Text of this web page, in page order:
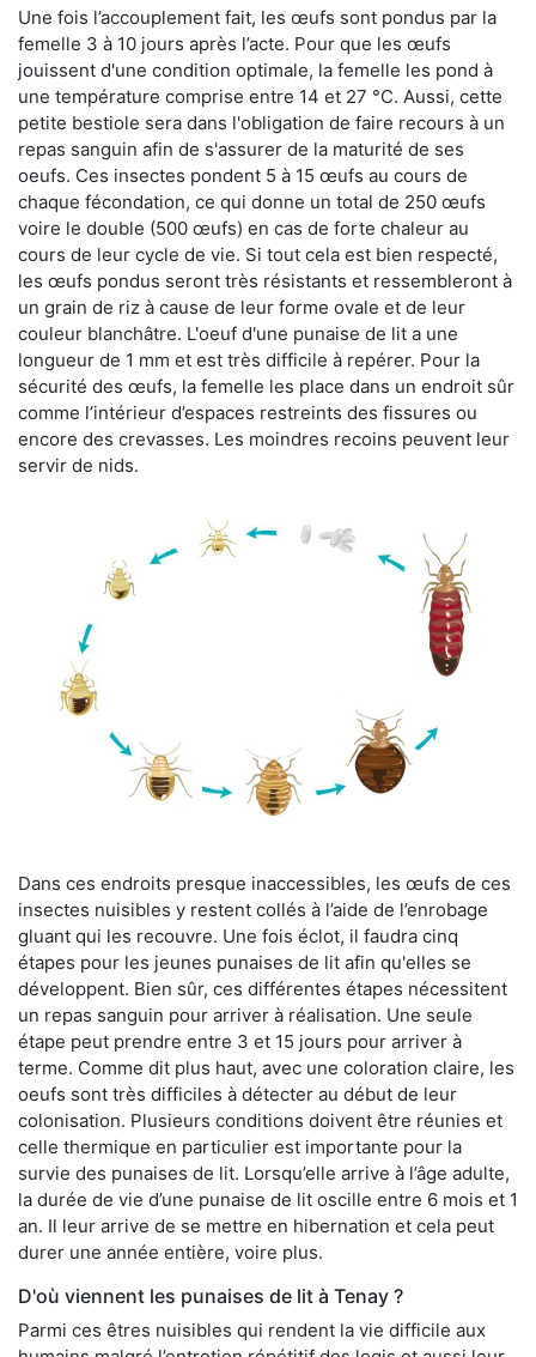
Une fois l’accouplement fait, les œufs sont pondus par la
femelle 3 à 10 jours après l’acte. Pour que les œufs
jouissent d'une condition optimale, la femelle les pond à
une température comprise entre 14 et 27 °C. Aussi, cette
petite bestiole sera dans l'obligation de faire recours à un
repas sanguin afin de s'assurer de la maturité de ses
oeufs. Ces insectes pondent 5 à 15 œufs au cours de
chaque fécondation, ce qui donne un total de 250 œufs
voire le double (500 œufs) en cas de forte chaleur au
cours de leur cycle de vie. Si tout cela est bien respecté,
les œufs pondus seront très résistants et ressembleront à
un grain de riz à cause de leur forme ovale et de leur
couleur blanchâtre. L'oeuf d'une punaise de lit a une
longueur de 1 mm et est très difficile à repérer. Pour la
sécurité des œufs, la femelle les place dans un endroit sûr
comme l’intérieur d’espaces restreints des fissures ou
encore des crevasses. Les moindres recoins peuvent leur
servir de nids.
Dans ces endroits presque inaccessibles, les œufs de ces
insectes nuisibles y restent collés à l’aide de l’enrobage
gluant qui les recouvre. Une fois éclot, il faudra cinq
étapes pour les jeunes punaises de lit afin qu'elles se
développent. Bien sûr, ces différentes étapes nécessitent
un repas sanguin pour arriver à réalisation. Une seule
étape peut prendre entre 3 et 15 jours pour arriver à
terme. Comme dit plus haut, avec une coloration claire, les
oeufs sont très difficiles à détecter au début de leur
colonisation. Plusieurs conditions doivent être réunies et
celle thermique en particulier est importante pour la
survie des punaises de lit. Lorsqu’elle arrive à l’âge adulte,
la durée de vie d’une punaise de lit oscille entre 6 mois et 1
an. Il leur arrive de se mettre en hibernation et cela peut
durer une année entière, voire plus.
D'où viennent les punaises de lit à Tenay ?
Parmi ces êtres nuisibles qui rendent la vie difficile aux